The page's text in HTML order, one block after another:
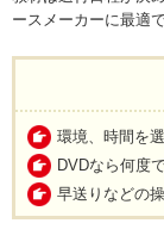
ースメーカーに最適で
環境、時間を
DVDなら何度
早送りなどの